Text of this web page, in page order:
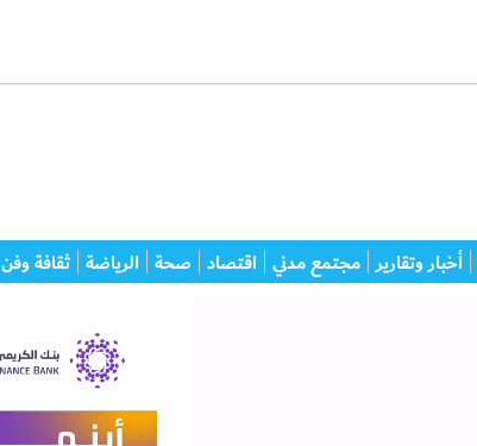
أخبار وتقارير مجتمع مدني اقتصاد صحة الرياضة ثقافة وفن